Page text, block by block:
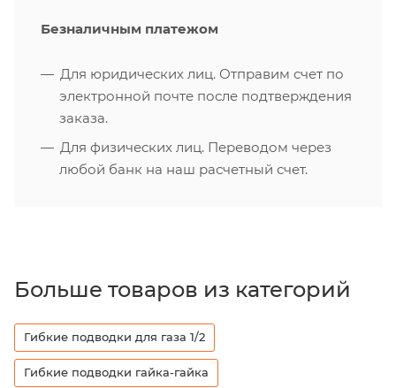
Безналичным платежом
Для юридических лиц. Отправим счет по
электронной почте после подтверждения
заказа.
Для физических лиц. Переводом через
любой банк на наш расчетный счет.
Больше товаров из категорий
Гибкие подводки для газа 1/2
Гибкие подводки гайка-гайка